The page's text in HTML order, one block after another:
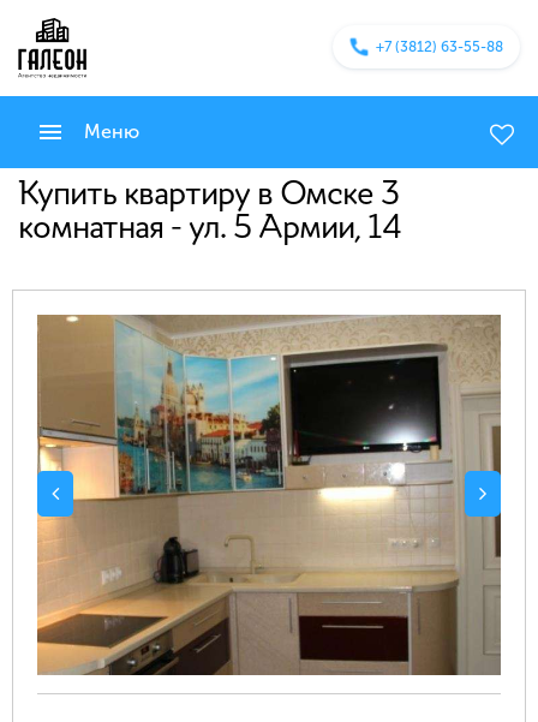
+7 (3812) 63-55-88
Меню
Купить квартиру в Омске 3
комнатная - ул. 5 Армии, 14